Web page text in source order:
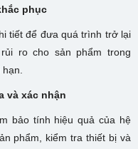
phục
tiết để đưa quá trình trở lại
ro cho sản phẩm trong
và xác nhận
bảo tính hiệu quả của hệ
phẩm, kiểm tra thiết bị và